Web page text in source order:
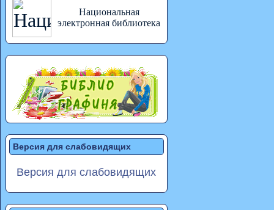
Национальная
электронная библиотека
Версия для слабовидящих
Версия для слабовидящих